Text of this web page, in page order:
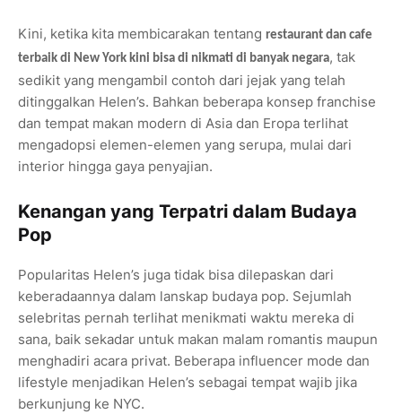
Kini, ketika kita membicarakan tentang restaurant dan cafe
terbaik di New York kini bisa di nikmati di banyak negara, tak
sedikit yang mengambil contoh dari jejak yang telah
ditinggalkan Helen’s. Bahkan beberapa konsep franchise
dan tempat makan modern di Asia dan Eropa terlihat
mengadopsi elemen-elemen yang serupa, mulai dari
interior hingga gaya penyajian.
Kenangan yang Terpatri dalam Budaya
Pop
Popularitas Helen’s juga tidak bisa dilepaskan dari
keberadaannya dalam lanskap budaya pop. Sejumlah
selebritas pernah terlihat menikmati waktu mereka di
sana, baik sekadar untuk makan malam romantis maupun
menghadiri acara privat. Beberapa influencer mode dan
lifestyle menjadikan Helen’s sebagai tempat wajib jika
berkunjung ke NYC.